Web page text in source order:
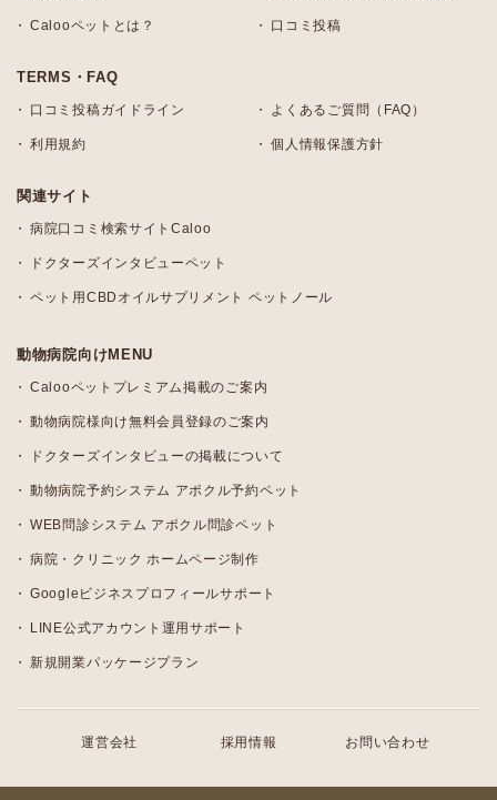
Calooペットとは？ 口コミ投稿
TERMS・FAQ
口コミ投稿ガイドライン よくあるご質問（FAQ）
利用規約 個人情報保護方針
関連サイト
病院口コミ検索サイトCaloo
ドクターズインタビューペット
ペット用CBDオイルサプリメント ペットノール
動物病院向けMENU
Calooペットプレミアム掲載のご案内
動物病院様向け無料会員登録のご案内
ドクターズインタビューの掲載について
動物病院予約システム アポクル予約ペット
WEB問診システム アポクル問診ペット
病院・クリニック ホームページ制作
Googleビジネスプロフィールサポート
LINE公式アカウント運用サポート
新規開業パッケージプラン
運営会社 採用情報 お問い合わせ